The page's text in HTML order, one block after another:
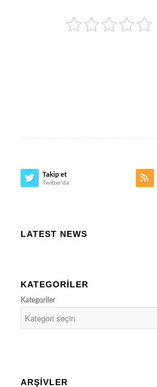
Takip et
Twitter'da
LATEST NEWS
KATEGORILER
Kategoriler
ARŞIVLER